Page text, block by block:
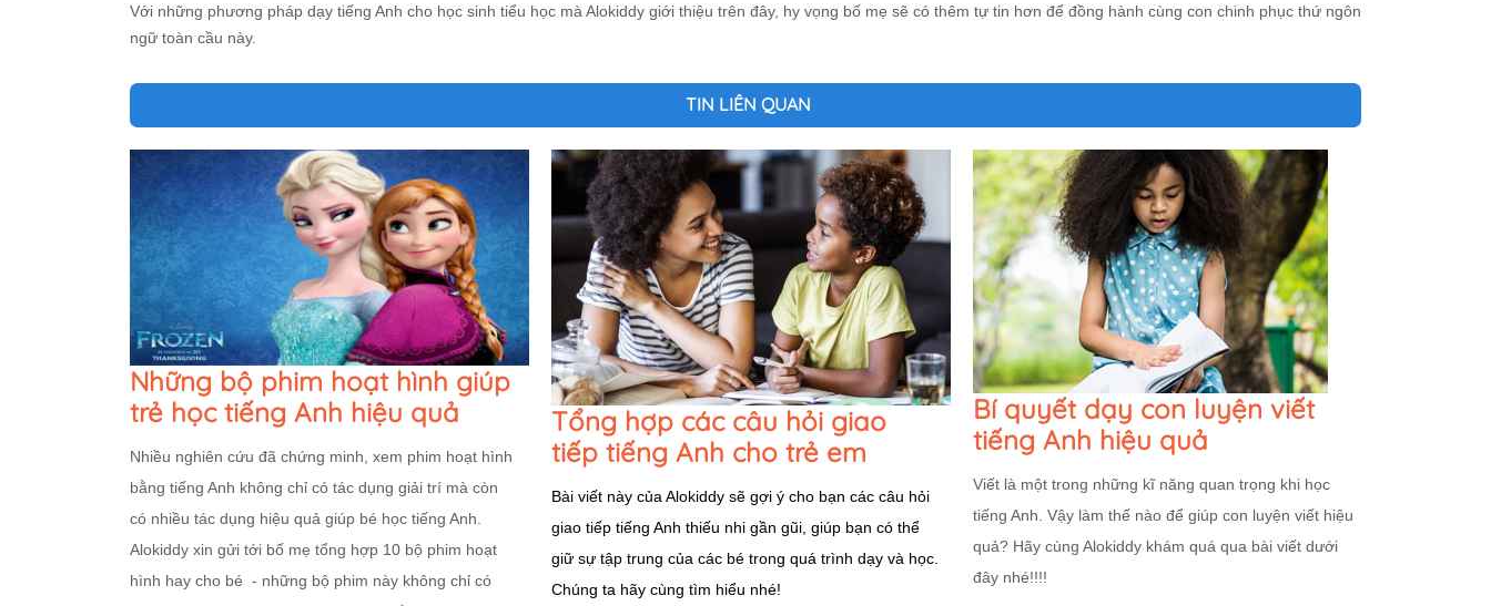
Với những phương pháp dạy tiếng Anh cho học sinh tiểu học mà Alokiddy giới thiệu trên đây, hy vọng bố mẹ sẽ có thêm tự tin hơn để đồng hành cùng con chinh phục thứ ngôn
ngữ toàn cầu này.
TIN LIÊN QUAN
Những bộ phim hoạt hình giúp
trẻ học tiếng Anh hiệu quả
Nhiều nghiên cứu đã chứng minh, xem phim hoạt hình
bằng tiếng Anh không chỉ có tác dụng giải trí mà còn
có nhiều tác dụng hiệu quả giúp bé học tiếng Anh.
Alokiddy xin gửi tới bố mẹ tổng hợp 10 bộ phim hoạt
hình hay cho bé - những bộ phim này không chỉ có
Tổng hợp các câu hỏi giao
tiếp tiếng Anh cho trẻ em
Bài viết này của Alokiddy sẽ gợi ý cho bạn các câu hỏi
giao tiếp tiếng Anh thiếu nhi gần gũi, giúp bạn có thể
giữ sự tập trung của các bé trong quá trình dạy và học.
Chúng ta hãy cùng tìm hiểu nhé!
Bí quyết dạy con luyện viết
tiếng Anh hiệu quả
Viết là một trong những kĩ năng quan trọng khi học
tiếng Anh. Vậy làm thế nào để giúp con luyện viết hiệu
quả? Hãy cùng Alokiddy khám quá qua bài viết dưới
đây nhé!!!!